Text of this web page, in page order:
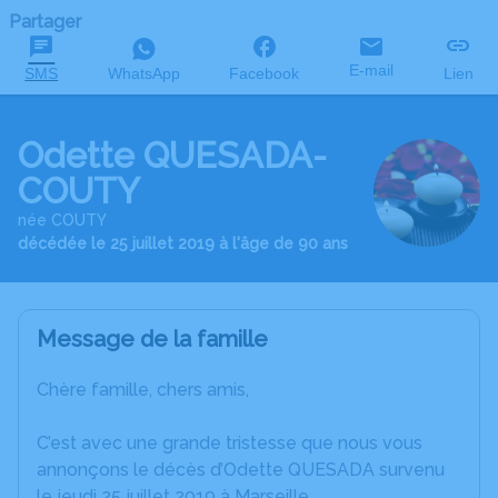
Partager
SMS WhatsApp Facebook E-mail Lien
Odette QUESADA-
COUTY
née COUTY
décédée le 25 juillet 2019 à l'âge de 90 ans
Message de la famille
Chère famille, chers amis,
C’est avec une grande tristesse que nous vous
annonçons le décès d’Odette QUESADA survenu